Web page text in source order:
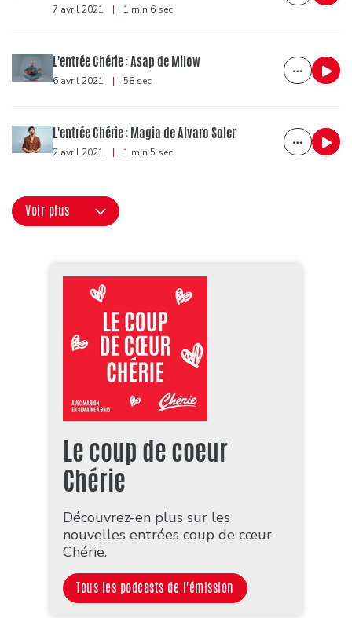
7 avril 2021 | 1 min 6 sec
L'entrée Chérie : Asap de Milow
6 avril 2021 | 58 sec
L'entrée Chérie : Magia de Alvaro Soler
2 avril 2021 | 1 min 5 sec
Voir plus
Le coup de coeur
Chérie
Découvrez-en plus sur les
nouvelles entrées coup de cœur
Chérie.
Tous les podcasts de l'émission